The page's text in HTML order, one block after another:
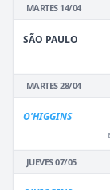
MARTES 14/04
SÃO PAULO
MARTES 28/04
O'HIGGINS
JUEVES 07/05